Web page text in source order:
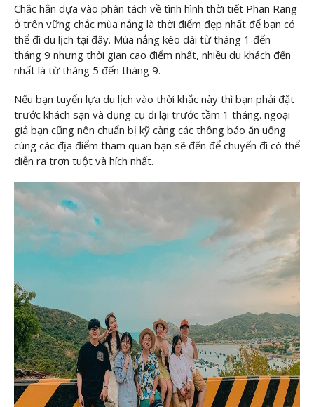
Chắc hẳn dựa vào phân tách về tình hình thời tiết Phan Rang
ở trên vững chắc mùa nắng là thời điểm đẹp nhất để bạn có
thể đi du lịch tại đây. Mùa nắng kéo dài từ tháng 1 đến
tháng 9 nhưng thời gian cao điểm nhất, nhiều du khách đến
nhất là từ tháng 5 đến tháng 9.
Nếu bạn tuyển lựa du lịch vào thời khắc này thì bạn phải đặt
trước khách sạn và dụng cụ đi lại trước tầm 1 tháng. ngoại
giả bạn cũng nên chuẩn bị kỹ càng các thông báo ăn uống
cùng các địa điểm tham quan bạn sẽ đến để chuyến đi có thể
diễn ra trơn tuột và hích nhất.